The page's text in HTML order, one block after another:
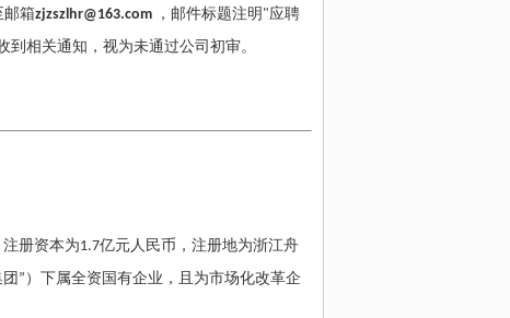
邮箱zjzszlhr@163.com ，邮件标题注明 "应聘
相关通知，视为未通过公司初审。
注册资本为1.7亿元人民币，注册地为浙江舟
” ）下属全资国有企业，且为市场化改革企